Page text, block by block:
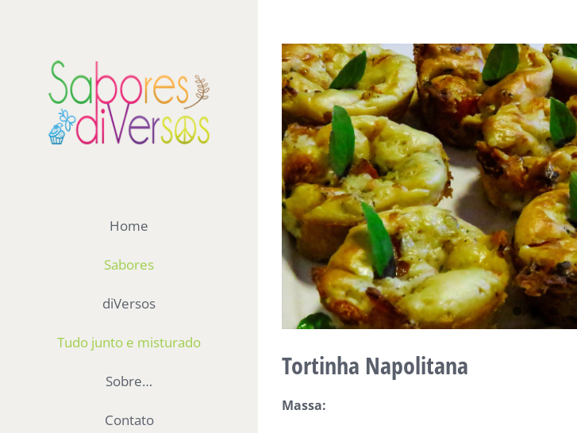
conteúdo
Home
Sabores
diVersos
Tudo junto e misturado
Sobre…
Contato
View
Larger
Image
Tortinha Napolitana
Massa: